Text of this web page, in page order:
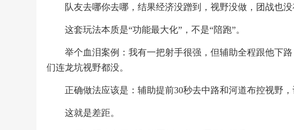
队友去哪你去哪，结果经济没蹭到，视野没做，团战也没
这套玩法本质是“功能最大化”，不是“陪跑”。
举个血泪案例：我有一把射手很强，但辅助全程跟他下
们连龙坑视野都没。
正确做法应该是：辅助提前30秒去中路和河道布控视野，
这就是差距。